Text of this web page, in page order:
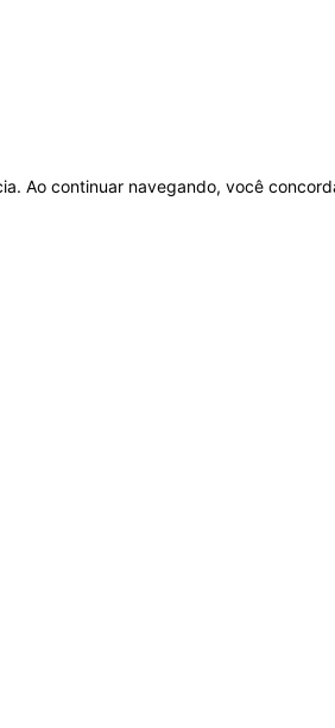
Ao continuar navegando, você